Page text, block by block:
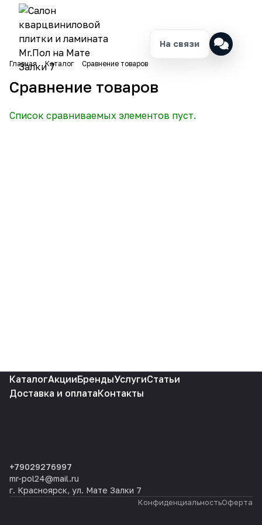
Главная Каталог Сравнение товаров
Сравнение товаров
Список сравниваемых элементов пуст.
КаталогАкцииБрендыУслугиСтатьи
Доставка и оплатаКонтакты
+79029276997
mr-pol24@mail.ru
г. Красноярск, ул. Мате Залки 7
КонфиденциальностьОферта
На связи